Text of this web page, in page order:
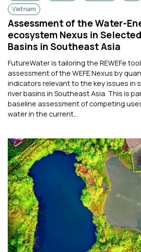
Vietnam
Assessment of the Water-
ecosystem Nexus in
Basins in Southeast Asia
FutureWater is tailoring the REWEFe
assessment of the WEFE Nexus by
indicators relevant to the key issues in
river basins in Southeast Asia. This is
baseline assessment of competing
water in the current...